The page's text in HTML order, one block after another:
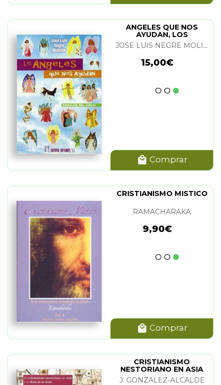
ANGELES QUE NOS
AYUDAN, LOS
JOSE LUIS NEGRE MOLINOS
15,00€
Comprar
CRISTIANISMO MISTICO
RAMACHARAKA
9,90€
Comprar
CRISTIANISMO
NESTORIANO EN ASIA
J. GONZALEZ-ALCALDE